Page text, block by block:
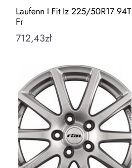
Laufenn I Fit Iz 225/50R17 94T
Fr
712,43zł